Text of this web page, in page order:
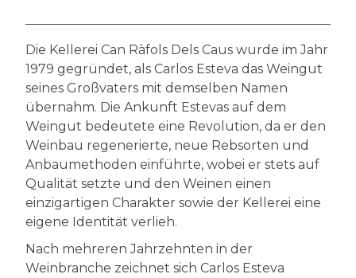
Die Kellerei Can Ràfols Dels Caus wurde im Jahr
1979 gegründet, als Carlos Esteva das Weingut
seines Großvaters mit demselben Namen
übernahm. Die Ankunft Estevas auf dem
Weingut bedeutete eine Revolution, da er den
Weinbau regenerierte, neue Rebsorten und
Anbaumethoden einführte, wobei er stets auf
Qualität setzte und den Weinen einen
einzigartigen Charakter sowie der Kellerei eine
eigene Identität verlieh.
Nach mehreren Jahrzehnten in der
Weinbranche zeichnet sich Carlos Esteva